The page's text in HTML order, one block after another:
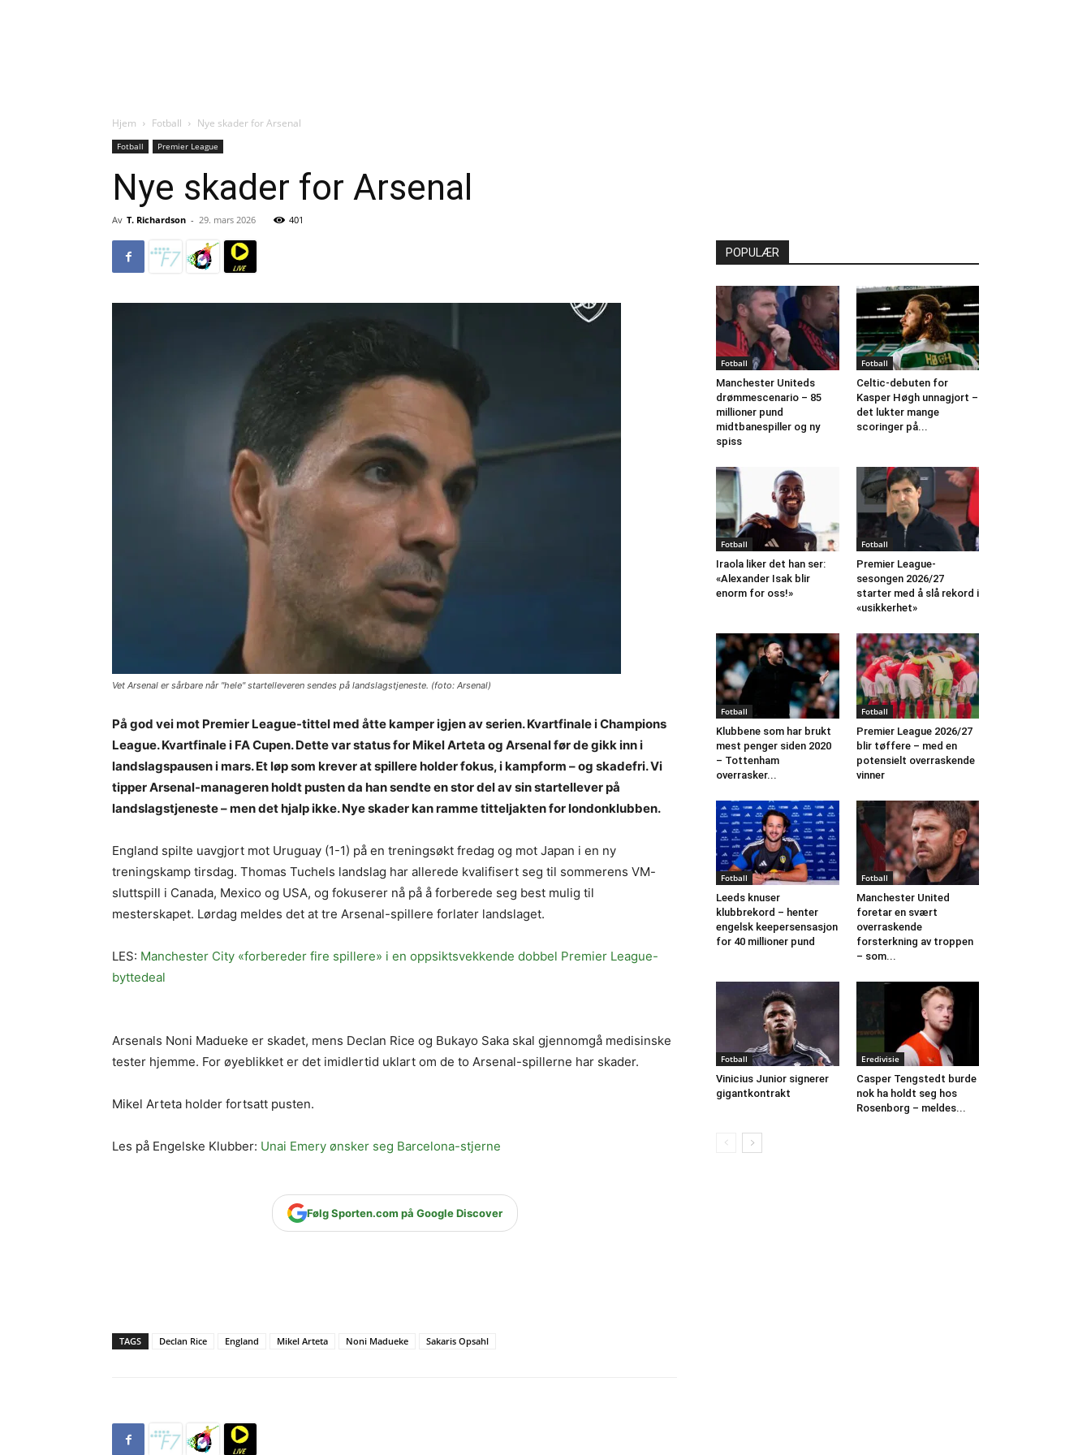
Hjem Fotball Nye skader for Arsenal
Fotball Premier League
Nye skader for Arsenal
Av T. Richardson - 29. mars 2026 401
Vet Arsenal er sårbare når "hele" startelleveren sendes på landslagstjeneste. (foto: Arsenal)
På god vei mot Premier League-tittel med åtte kamper igjen av serien. Kvartfinale i Champions
League. Kvartfinale i FA Cupen. Dette var status for Mikel Arteta og Arsenal før de gikk inn i
landslagspausen i mars. Et løp som krever at spillere holder fokus, i kampform – og skadefri. Vi
tipper Arsenal-manageren holdt pusten da han sendte en stor del av sin startellever på
landslagstjeneste – men det hjalp ikke. Nye skader kan ramme titteljakten for londonklubben.
England spilte uavgjort mot Uruguay (1-1) på en treningsøkt fredag ​​og mot Japan i en ny
treningskamp tirsdag. Thomas Tuchels landslag har allerede kvalifisert seg til sommerens VM-
sluttspill i Canada, Mexico og USA, og fokuserer nå på å forberede seg best mulig til
mesterskapet. Lørdag meldes det at tre Arsenal-spillere forlater landslaget.
LES: Manchester City «forbereder fire spillere» i en oppsiktsvekkende dobbel Premier League-
byttedeal
Arsenals Noni Madueke er skadet, mens Declan Rice og Bukayo Saka skal gjennomgå medisinske
tester hjemme. For øyeblikket er det imidlertid uklart om de to Arsenal-spillerne har skader.
Mikel Arteta holder fortsatt pusten.
Les på Engelske Klubber: Unai Emery ønsker seg Barcelona-stjerne
Følg Sporten.com på Google Discover
TAGS Declan Rice England Mikel Arteta Noni Madueke Sakaris Opsahl
POPULÆR
Fotball
Manchester Uniteds
drømmescenario – 85
millioner pund
midtbanespiller og ny
spiss
Fotball
Celtic-debuten for
Kasper Høgh unnagjort –
det lukter mange
scoringer på...
Fotball
Iraola liker det han ser:
«Alexander Isak blir
enorm for oss!»
Fotball
Premier League-
sesongen 2026/27
starter med å slå rekord i
«usikkerhet»
Fotball
Klubbene som har brukt
mest penger siden 2020
– Tottenham
overrasker...
Fotball
Premier League 2026/27
blir tøffere – med en
potensielt overraskende
vinner
Fotball
Leeds knuser
klubbrekord – henter
engelsk keepersensasjon
for 40 millioner pund
Fotball
Manchester United
foretar en svært
overraskende
forsterkning av troppen
– som...
Fotball
Vinicius Junior signerer
gigantkontrakt
Eredivisie
Casper Tengstedt burde
nok ha holdt seg hos
Rosenborg – meldes...